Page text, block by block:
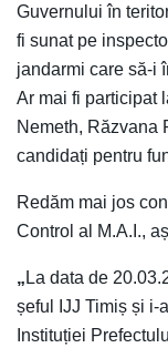
Guvernului în
fi sunat pe
jandarmi care să-i
Ar mai fi participat
Nemeth, Răzvana
candidați pentru
Redăm mai jos
Control al M.A.I.,
„ La data de
șeful IJJ Timiș și i-
Instituției